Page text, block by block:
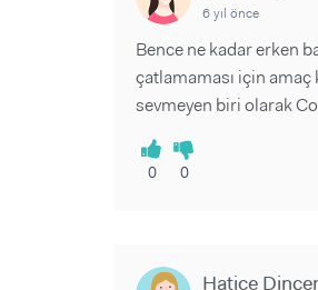
6 yıl önce
Bence ne kadar erken
çatlamaması için amaç
sevmeyen biri olarak
0 0
Hatice Dinçer